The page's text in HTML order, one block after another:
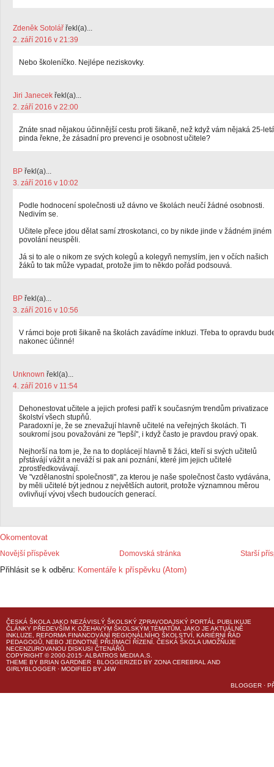
Zdeněk Sotolář řekl(a)...
2. září 2016 v 21:39
Nebo školeníčko. Nejlépe neziskovky.
Jiri Janecek řekl(a)...
2. září 2016 v 22:00
Znáte snad nějakou účinnější cestu proti šikaně, než když vám nějaká 25-
pinda řekne, že zásadní pro prevenci je osobnost učitele?
BP řekl(a)...
3. září 2016 v 10:02
Podle hodnocení společnosti už dávno ve školách neučí žádné osobnosti.
Nedivím se.
Učitele přece jdou dělat samí ztroskotanci, co by nikde jinde v žádném jiném
povolání neuspěli.
Já si to ale o nikom ze svých kolegů a kolegyň nemyslím, jen v očích našich
žáků to tak může vypadat, protože jim to někdo pořád podsouvá.
BP řekl(a)...
3. září 2016 v 10:56
V rámci boje proti šikaně na školách zavádíme inkluzi. Třeba to opravdu
nakonec účinné!
Unknown řekl(a)...
4. září 2016 v 11:54
Dehonestovat učitele a jejich profesi patří k současným trendům privatizace
školství všech stupňů.
Paradoxní je, že se znevažují hlavně učitelé na veřejných školách. Ti
soukromí jsou považováni ze "lepší", i když často je pravdou pravý opak.
Nejhorší na tom je, že na to doplácejí hlavně ti žáci, kteří si svých učitelů
přstávájí vážit a neváží si pak ani poznání, které jim jejich učitelé
zprostředkovávají.
Ve "vzdělanostní společnosti", za kterou je naše společnost často vydávána,
by měli učitelé být jednou z největších autorit, protože významnou měrou
ovlivňují vývoj všech budoucích generací.
Okomentovat
Novější příspěvek Starší
Domovská stránka
Přihlásit se k odběru: Komentáře k příspěvku (Atom)
ČESKÁ ŠKOLA JAKO NEZÁVISLÝ ŠKOLSKÝ ZPRAVODAJSKÝ PORTÁL PUBLIKUJE
ČLÁNKY PŘEDEVŠÍM K OŽEHAVÝM ŠKOLSKÝM TÉMATŮM, JAKO JE AKTUÁLNĚ
INKLUZE, REFORMA FINANCOVÁNÍ REGIONÁLNÍHO ŠKOLSTVÍ, KARIÉRNÍ ŘÁD
PEDAGOGŮ, NEBO JEDNOTNÉ PŘIJÍMACÍ ŘÍZENÍ. ČESKÁ ŠKOLA UMOŽŇUJE
NECENZUROVANOU DISKUSI ČTENÁŘŮ.
COPYRIGHT © 2000-2015· ALBATROS MEDIA A.S.
THEME BY BRIAN GARDNER · BLOGGERIZED BY ZONA CEREBRAL AND
GIRLYBLOGGER · MODIFIED BY J4W
BLOGGER ·